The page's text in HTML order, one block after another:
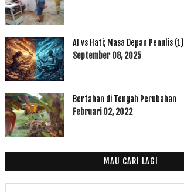
AI vs Hati; Masa Depan Penulis (1)
September 08, 2025
Bertahan di Tengah Perubahan
Februari 02, 2022
MAU CARI LAGI